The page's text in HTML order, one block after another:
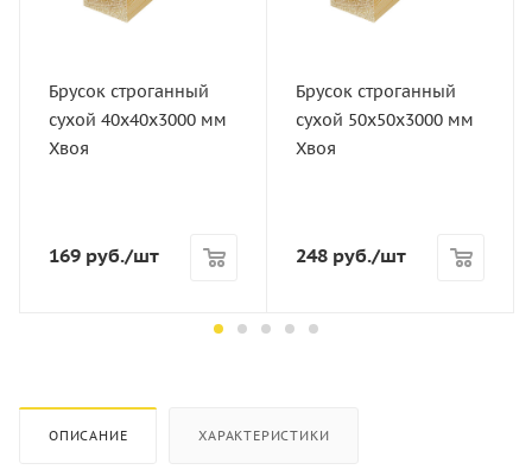
3000
Толщина, мм
40
2
Брусок строганный
сухой 40х40х3000 мм
Хвоя
169 руб./шт
3000
Толщина, мм
50
4
Брусок строганный
сухой 50х50х3000 мм
Хвоя
248 руб./шт
ОПИСАНИЕ ХАРАКТЕРИСТИКИ